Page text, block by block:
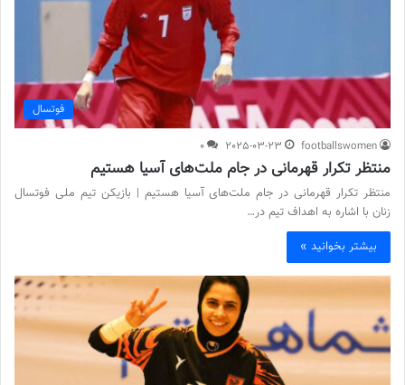
فوتسال
footballswomen
2025-03-23
0
منتظر تکرار قهرمانی در جام ملت‌های آسیا هستیم
منتظر تکرار قهرمانی در جام ملت‌های آسیا هستیم | بازیکن تیم ملی فوتسال
زنان با اشاره به اهداف تیم در…
بیشتر بخوانید »